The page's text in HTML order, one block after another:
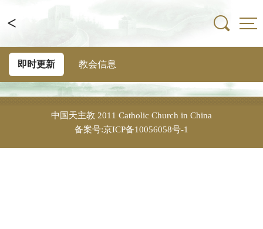
<
即时更新 教会信息
中国天主教 2011 Catholic Church in China
备案号:京ICP备10056058号-1